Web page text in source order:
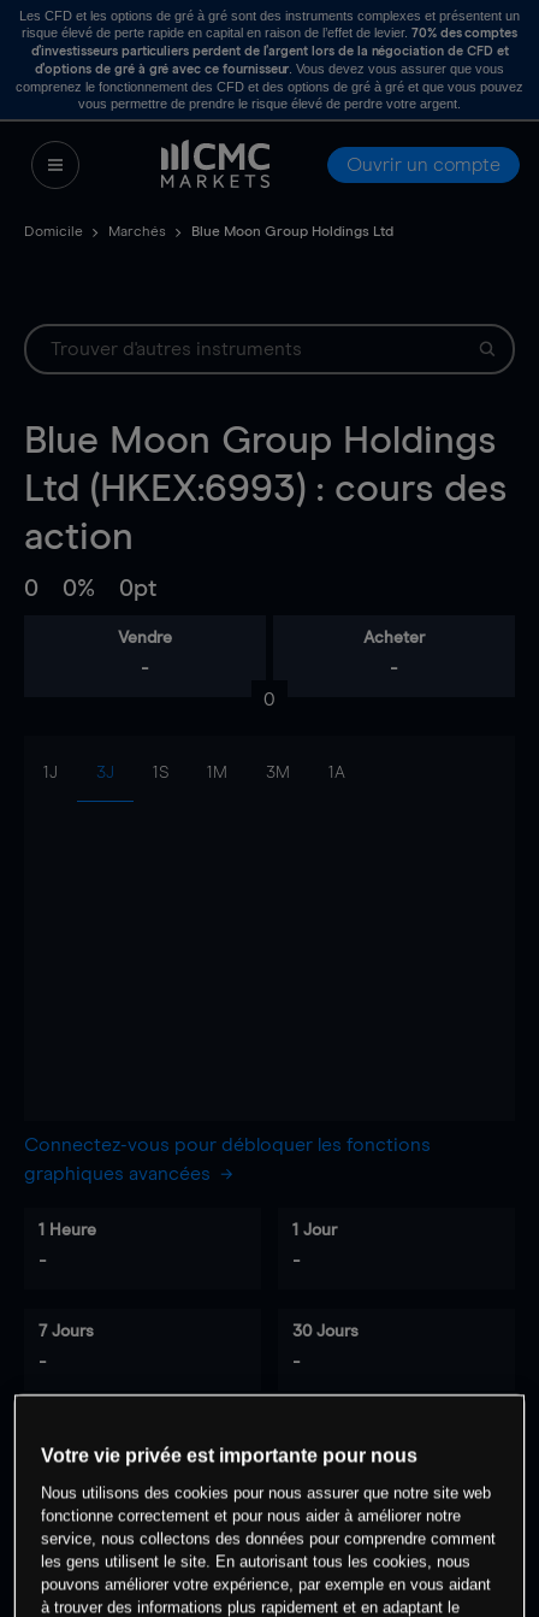
Les CFD et les options de gré à gré sont des instruments complexes et présentent un
risque élevé de perte rapide en capital en raison de l’effet de levier. 70% des comptes
d’investisseurs particuliers perdent de l’argent lors de la négociation de CFD et
d’options de gré à gré avec ce fournisseur . Vous devez vous assurer que vous
comprenez le fonctionnement des CFD et des options de gré à gré et que vous pouvez
vous permettre de prendre le risque élevé de perdre votre argent.
Ouvrir un compte
Domicile Marchés Blue Moon Group Holdings Ltd
Blue Moon Group Holdings
Ltd (HKEX:6993) : cours des
action
0 0% 0pt
Vendre
-
Acheter
-
0
1J 3J 1S 1M 3M 1A
Connectez-vous pour débloquer les fonctions
graphiques avancées
1 Heure
-
1 Jour
-
7 Jours
-
30 Jours
-
0% des clients ont une position à
cet actif
Commencez à trader
Votre vie privée est importante pour nous
Nous utilisons des cookies pour nous assurer que notre site web
fonctionne correctement et pour nous aider à améliorer notre
service, nous collectons des données pour comprendre comment
les gens utilisent le site. En autorisant tous les cookies, nous
pouvons améliorer votre expérience, par exemple en vous aidant
à trouver des informations plus rapidement et en adaptant le